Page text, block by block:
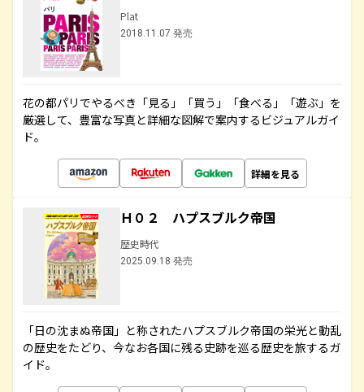
Plat
2018.11.07 発売
花の都パリでやるべき「見る」「買う」「食べる」「遊ぶ」を
厳選して、豊富な写真と詳細な図解で案内するビジュアルガイ
ド。
詳細を見る
Ｈ０２ ハプスブルク帝国
歴史時代
2025.09.18 発売
「日の沈まぬ帝国」と称されたハプスブルク帝国の栄光と動乱
の歴史をたどり、今なお各国に残る史跡を巡る歴史を旅するガ
イド。